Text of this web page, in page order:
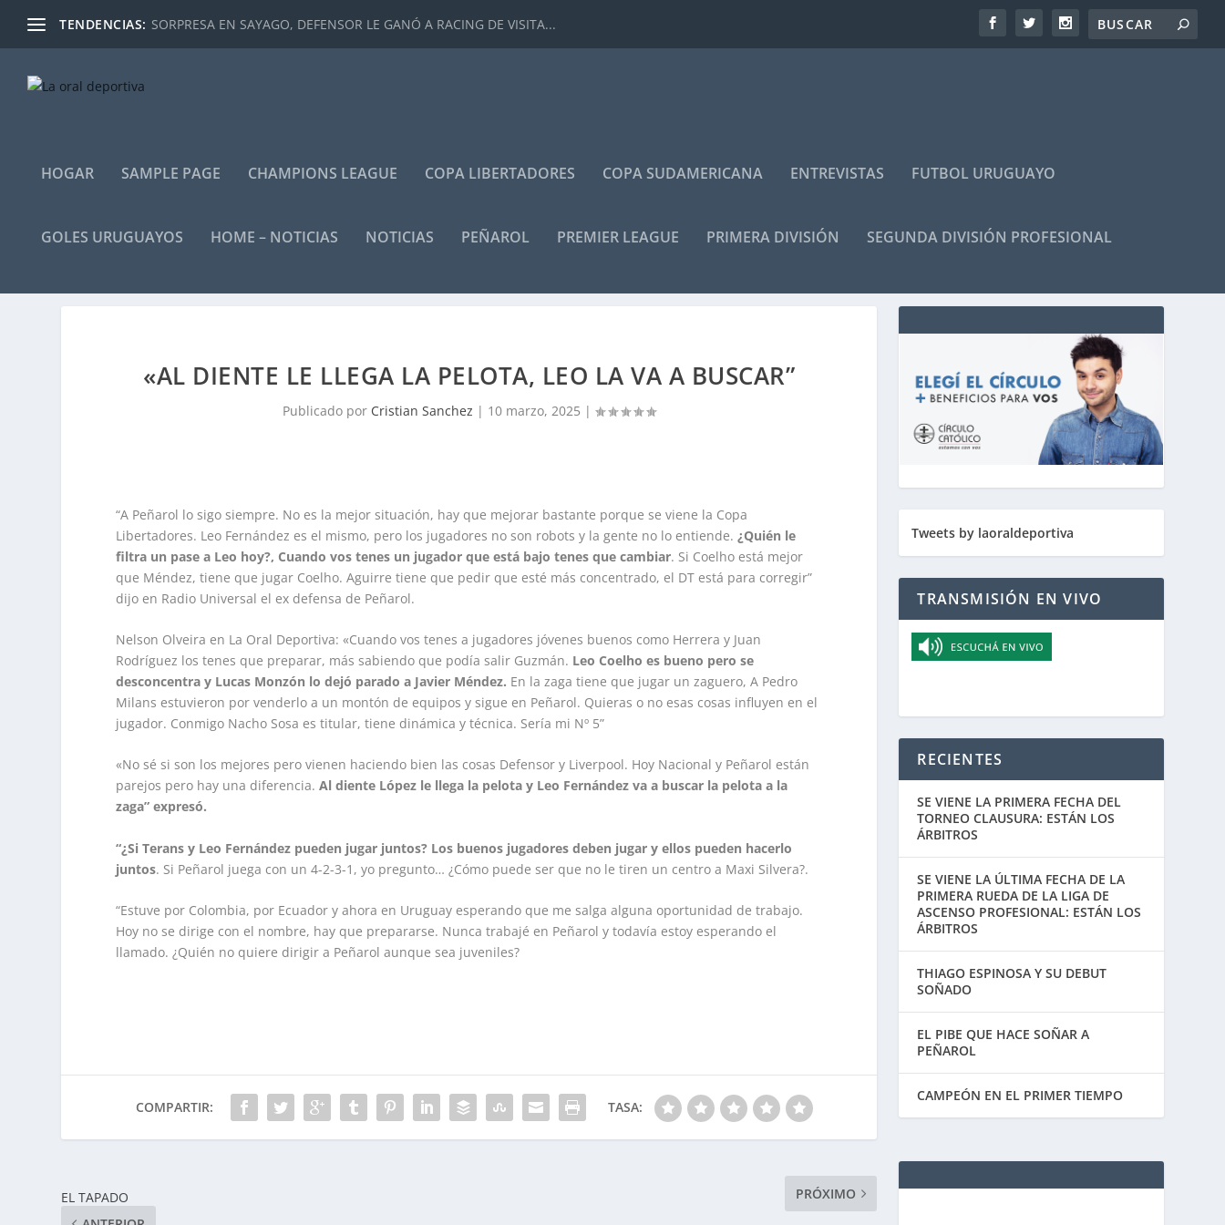
TENDENCIAS: SORPRESA EN SAYAGO, DEFENSOR LE GANÓ A RACING DE VISITA...
HOGAR SAMPLE PAGE CHAMPIONS LEAGUE COPA LIBERTADORES COPA SUDAMERICANA ENTREVISTAS FUTBOL URUGUAYO
GOLES URUGUAYOS HOME – NOTICIAS NOTICIAS PEÑAROL PREMIER LEAGUE PRIMERA DIVISIÓN SEGUNDA DIVISIÓN PROFESIONAL
«AL DIENTE LE LLEGA LA PELOTA, LEO LA VA A BUSCAR”
Publicado por Cristian Sanchez | 10 marzo, 2025 |
“A Peñarol lo sigo siempre. No es la mejor situación, hay que mejorar bastante porque se viene la Copa
Libertadores. Leo Fernández es el mismo, pero los jugadores no son robots y la gente no lo entiende. ¿Quién le
filtra un pase a Leo hoy?, Cuando vos tenes un jugador que está bajo tenes que cambiar. Si Coelho está mejor
que Méndez, tiene que jugar Coelho. Aguirre tiene que pedir que esté más concentrado, el DT está para corregir”
dijo en Radio Universal el ex defensa de Peñarol.
Nelson Olveira en La Oral Deportiva: «Cuando vos tenes a jugadores jóvenes buenos como Herrera y Juan
Rodríguez los tenes que preparar, más sabiendo que podía salir Guzmán. Leo Coelho es bueno pero se
desconcentra y Lucas Monzón lo dejó parado a Javier Méndez. En la zaga tiene que jugar un zaguero, A Pedro
Milans estuvieron por venderlo a un montón de equipos y sigue en Peñarol. Quieras o no esas cosas influyen en el
jugador. Conmigo Nacho Sosa es titular, tiene dinámica y técnica. Sería mi Nº 5”
«No sé si son los mejores pero vienen haciendo bien las cosas Defensor y Liverpool. Hoy Nacional y Peñarol están
parejos pero hay una diferencia.Al diente López le llega la pelota y Leo Fernández va a buscar la pelota a la
zaga” expresó.
“¿Si Terans y Leo Fernández pueden jugar juntos? Los buenos jugadores deben jugar y ellos pueden hacerlo
juntos. Si Peñarol juega con un 4-2-3-1, yo pregunto… ¿Cómo puede ser que no le tiren un centro a Maxi Silvera?.
“Estuve por Colombia, por Ecuador y ahora en Uruguay esperando que me salga alguna oportunidad de trabajo.
Hoy no se dirige con el nombre, hay que prepararse. Nunca trabajé en Peñarol y todavía estoy esperando el
llamado. ¿Quién no quiere dirigir a Peñarol aunque sea juveniles?
COMPARTIR: TASA:
EL TAPADO
PRÓXIMO
Tweets by laoraldeportiva
TRANSMISIÓN EN VIVO
RECIENTES
SE VIENE LA PRIMERA FECHA DEL
TORNEO CLAUSURA: ESTÁN LOS
ÁRBITROS
SE VIENE LA ÚLTIMA FECHA DE LA
PRIMERA RUEDA DE LA LIGA DE
ASCENSO PROFESIONAL: ESTÁN LOS
ÁRBITROS
THIAGO ESPINOSA Y SU DEBUT
SOÑADO
EL PIBE QUE HACE SOÑAR A
PEÑAROL
CAMPEÓN EN EL PRIMER TIEMPO